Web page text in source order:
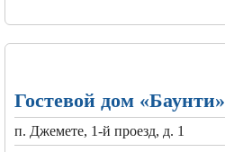
Гостевой дом «Баунти»
п. Джемете, 1-й проезд, д. 1